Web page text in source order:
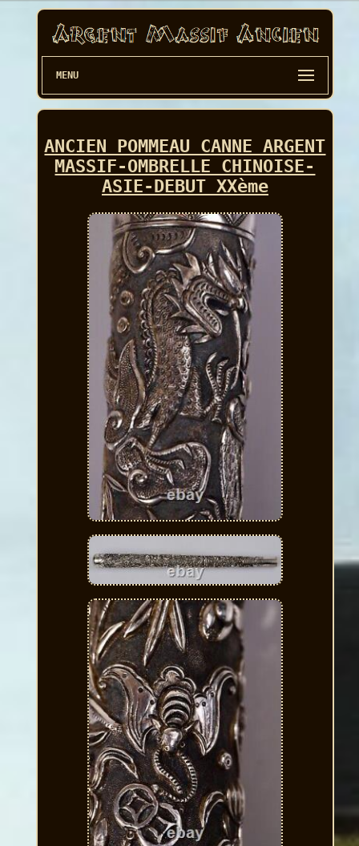
MENU
ANCIEN POMMEAU CANNE ARGENT
MASSIF-OMBRELLE CHINOISE-
ASIE-DEBUT XXème